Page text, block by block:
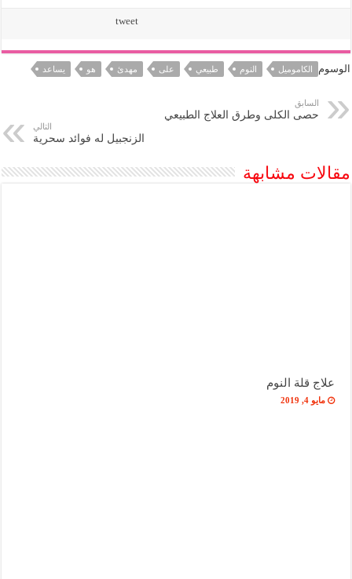
tweet
الوسوم الكاموميل النوم طبيعي على مهدئ هو يساعد
السابق
حصى الكلى وطرق العلاج الطبيعي
التالي
الزنجبيل له فوائد سحرية
مقالات مشابهة
علاج قلة النوم
مايو 4, 2019